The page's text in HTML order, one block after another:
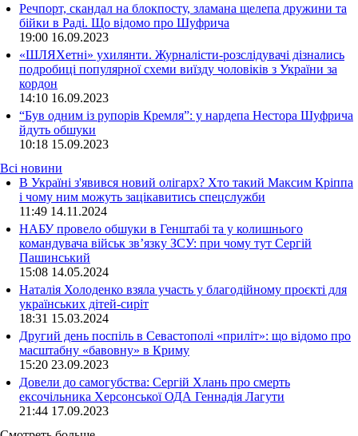
Речпорт, скандал на блокпосту, зламана щелепа дружини та
бійки в Раді. Що відомо про Шуфрича
19:00 16.09.2023
«ШЛЯХетні» ухилянти. Журналісти-розслідувачі дізнались
подробиці популярної схеми виїзду чоловіків з України за
кордон
14:10 16.09.2023
“Був одним із рупорів Кремля”: у нардепа Нестора Шуфрича
йдуть обшуки
10:18 15.09.2023
Всі новини
В Україні з'явився новий олігарх? Хто такий Максим Кріппа
і чому ним можуть зацікавитись спецслужби
11:49 14.11.2024
НАБУ провело обшуки в Генштабі та у колишнього
командувача військ зв’язку ЗСУ: при чому тут Сергій
Пашинський
15:08 14.05.2024
Наталія Холоденко взяла участь у благодійному проєкті для
українських дітей-сиріт
18:31 15.03.2024
Другий день поспіль в Севастополі «приліт»: що відомо про
масштабну «бавовну» в Криму
15:20 23.09.2023
Довели до самогубства: Сергій Хлань про смерть
ексочільника Херсонської ОДА Геннадія Лагути
21:44 17.09.2023